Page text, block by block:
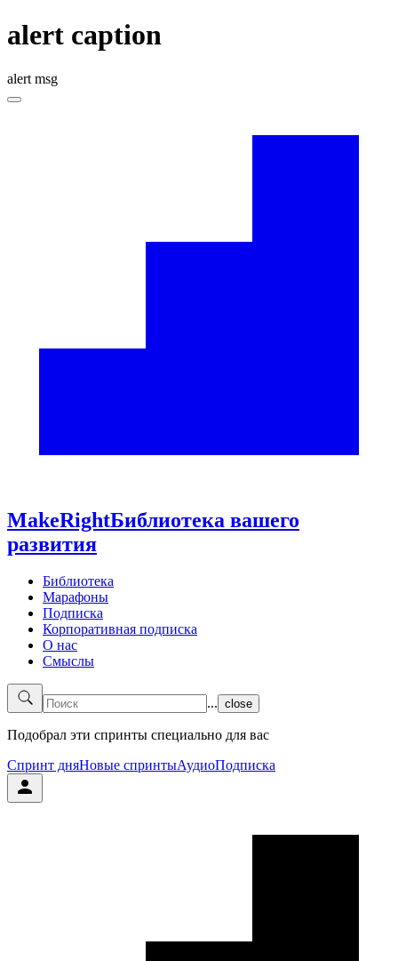
alert caption
alert msg
MakeRightБиблиотека вашего
развития
Библиотека
Марафоны
Подписка
Корпоративная подписка
О нас
Смыслы
... close
Подобрал эти спринты специально для вас
Спринт дняНовые спринтыАудиоПодписка